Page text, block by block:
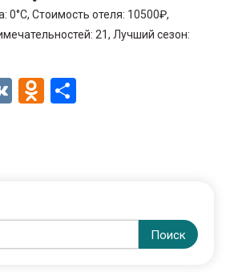
0°C, Стоимость отеля: 10500₽,
21, Лучший сезон:
VK Odnoklassniki
Поиск